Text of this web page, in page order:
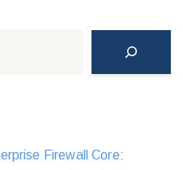
Firewall Core: